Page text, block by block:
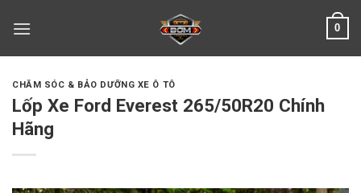
0
CHĂM SÓC & BẢO DƯỠNG XE Ô TÔ
Lốp Xe Ford Everest 265/50R20 Chính
Hãng